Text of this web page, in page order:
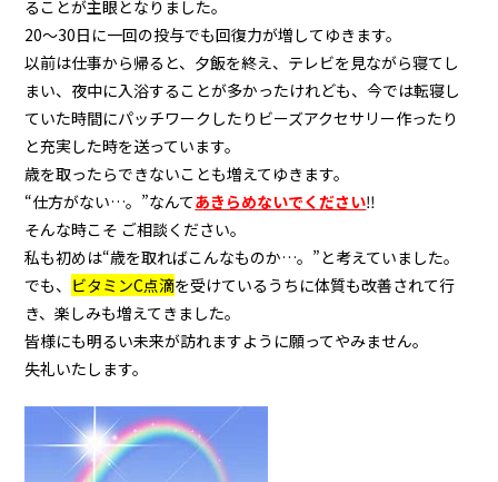
ることが主眼となりました。
20～30日に一回の投与でも回復力が増してゆきます。
以前は仕事から帰ると、夕飯を終え、テレビを見ながら寝てし
まい、夜中に入浴することが多かったけれども、今では転寝し
ていた時間にパッチワークしたりビーズアクセサリー作ったり
と充実した時を送っています。
歳を取ったらできないことも増えてゆきます。
“仕方がない…。”なんてあきらめないでください‼
そんな時こそ ご相談ください。
私も初めは“歳を取ればこんなものか…。”と考えていました。
でも、 ビタミンC点滴を受けているうちに体質も改善されて行
き、楽しみも増えてきました。
皆様にも明るい未来が訪れますように願ってやみません。
失礼いたします。